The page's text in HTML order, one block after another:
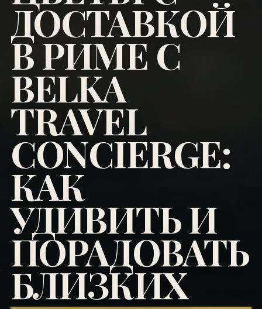
ДОСТАВКОЙ
В РИМЕ С
BELKA
TRAVEL
CONCIERGE:
КАК
УДИВИТЬ И
ПОРАДОВАТЬ
БЛИЗКИХ